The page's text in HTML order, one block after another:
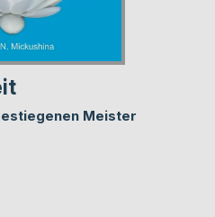
Meister